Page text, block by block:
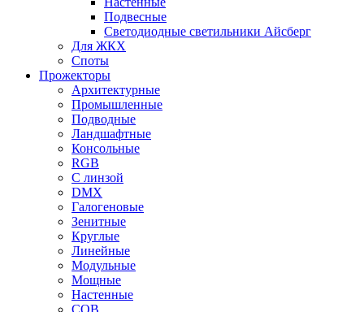
Подвесные
Светодиодные светильники Айсберг
Для ЖКХ
Споты
Прожекторы
Архитектурные
Промышленные
Подводные
Ландшафтные
Консольные
RGB
С линзой
DMX
Галогеновые
Зенитные
Круглые
Линейные
Модульные
Мощные
Настенные